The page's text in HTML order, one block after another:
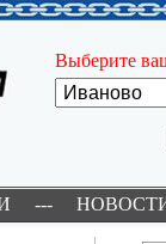
---
Выберите